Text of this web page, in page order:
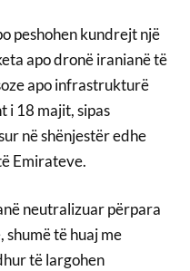
peshohen kundrejt një
apo dronë iranianë të
apo infrastrukturë
i 18 majit, sipas
në shënjestër edhe
Emirateve.
neutralizuar përpara
shumë të huaj me
të largohen